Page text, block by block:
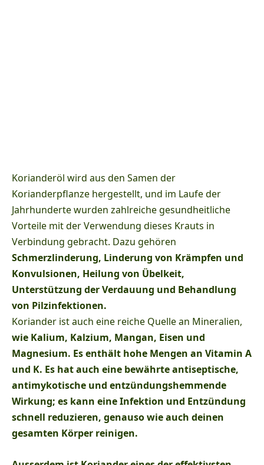
Korianderöl wird aus den Samen der
Korianderpflanze hergestellt, und im Laufe der
Jahrhunderte wurden zahlreiche gesundheitliche
Vorteile mit der Verwendung dieses Krauts in
Verbindung gebracht. Dazu gehören
Schmerzlinderung, Linderung von Krämpfen und
Konvulsionen, Heilung von Übelkeit,
Unterstützung der Verdauung und Behandlung
von Pilzinfektionen.
Koriander ist auch eine reiche Quelle an Mineralien,
wie Kalium, Kalzium, Mangan, Eisen und
Magnesium. Es enthält hohe Mengen an Vitamin A
und K. Es hat auch eine bewährte antiseptische,
antimykotische und entzündungshemmende
Wirkung; es kann eine Infektion und Entzündung
schnell reduzieren, genauso wie auch deinen
gesamten Körper reinigen.